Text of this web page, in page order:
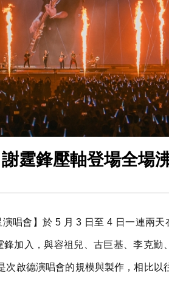
霆鋒壓軸登場全場
唱會】於 5 月 3 日至 4 日一連兩
加入，與容祖兒、古巨基、李克勤
啟德演唱會的規模與製作，相比以